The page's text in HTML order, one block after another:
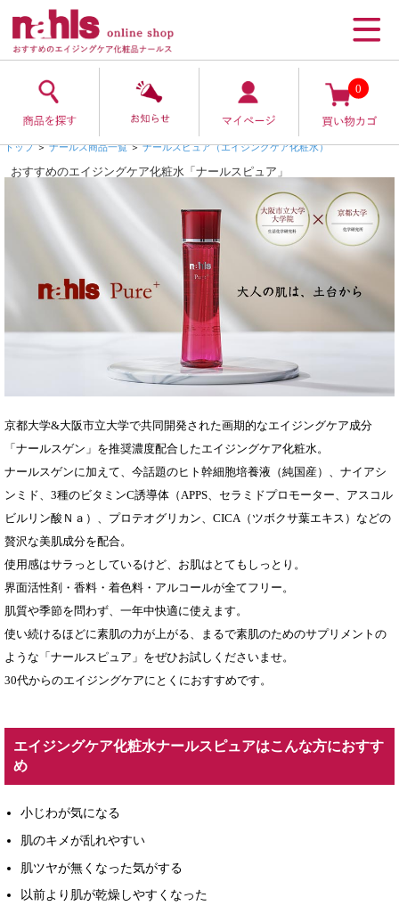
0
トップ ＞ ナールス商品一覧 ＞ ナールスピュア（エイジングケア化粧水）
おすすめのエイジングケア化粧水「ナールスピュア」
京都大学&大阪市立大学で共同開発された画期的なエイジングケア成分
「ナールスゲン」を推奨濃度配合したエイジングケア化粧水。
ナールスゲンに加えて、今話題のヒト幹細胞培養液（純国産）、ナイアシ
ンミド、3種のビタミンC誘導体（APPS、セラミドプロモーター、アスコル
ビルリン酸Ｎａ）、プロテオグリカン、CICA（ツボクサ葉エキス）などの
贅沢な美肌成分を配合。
使用感はサラっとしているけど、お肌はとてもしっとり。
界面活性剤・香料・着色料・アルコールが全てフリー。
肌質や季節を問わず、一年中快適に使えます。
使い続けるほどに素肌の力が上がる、まるで素肌のためのサプリメントの
ような「ナールスピュア」をぜひお試しくださいませ。
30代からのエイジングケアにとくにおすすめです。
エイジングケア化粧水ナールスピュアはこんな方におすす
め
小じわが気になる
肌のキメが乱れやすい
肌ツヤが無くなった気がする
以前より肌が乾燥しやすくなった